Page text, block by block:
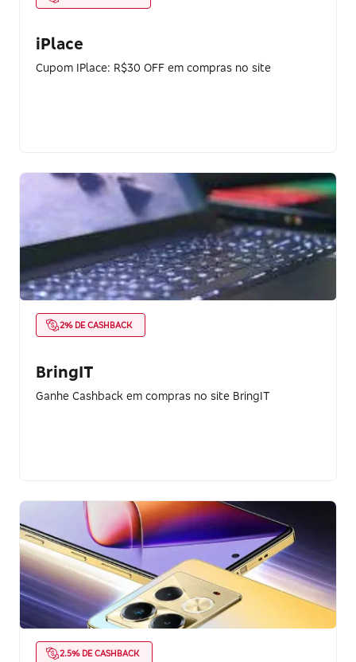
iPlace
Cupom IPlace: R$30 OFF em compras no site
2% DE CASHBACK
BringIT
Ganhe Cashback em compras no site BringIT
2.5% DE CASHBACK